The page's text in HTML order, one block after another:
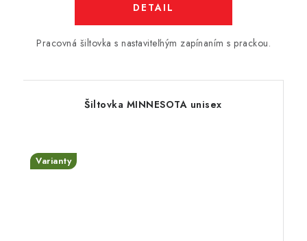
DETAIL
Pracovná šiltovka s nastaviteľným zapínaním s prackou.
Šiltovka MINNESOTA unisex
Varianty